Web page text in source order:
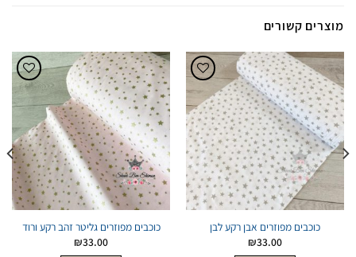
מוצרים קשורים
הוסף
לWishlist
כוכבים מפוזרים אבן רקע לבן
₪33.00
הוסף
לWishlist
כוכבים מפוזרים גליטר זהב רקע ורוד
₪33.00